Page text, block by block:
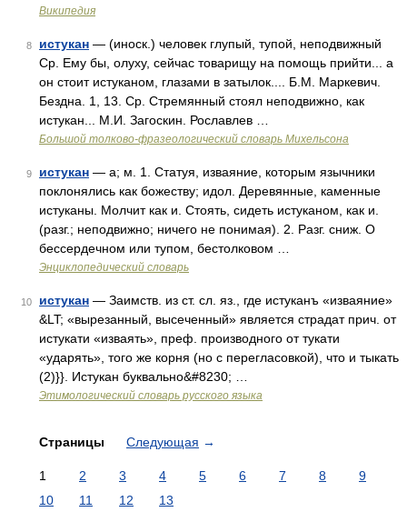
Википедия
8 истукан — (иноск.) человек глупый, тупой, неподвижный
Ср. Ему бы, олуху, сейчас товарищу на помощь прийти... а
он стоит истуканом, глазами в затылок.... Б.М. Маркевич.
Бездна. 1, 13. Ср. Стремянный стоял неподвижно, как
истукан... М.И. Загоскин. Рославлев …
Большой толково-фразеологический словарь Михельсона
9 истукан — а; м. 1. Статуя, изваяние, которым язычники
поклонялись как божеству; идол. Деревянные, каменные
истуканы. Молчит как и. Стоять, сидеть истуканом, как и.
(разг.; неподвижно; ничего не понимая). 2. Разг. сниж. О
бессердечном или тупом, бестолковом …
Энциклопедический словарь
10 истукан — Заимств. из ст. сл. яз., где истуканъ «изваяние»
&LT; «вырезанный, высеченный» является страдат прич. от
истукати «изваять», преф. производного от тукати
«ударять», того же корня (но с перегласовкой), что и тыкать
(2)}}. Истукан буквально&#8230; …
Этимологический словарь русского языка
Страницы Следующая →
1 2 3 4 5 6 7 8
9
10
11 12 13